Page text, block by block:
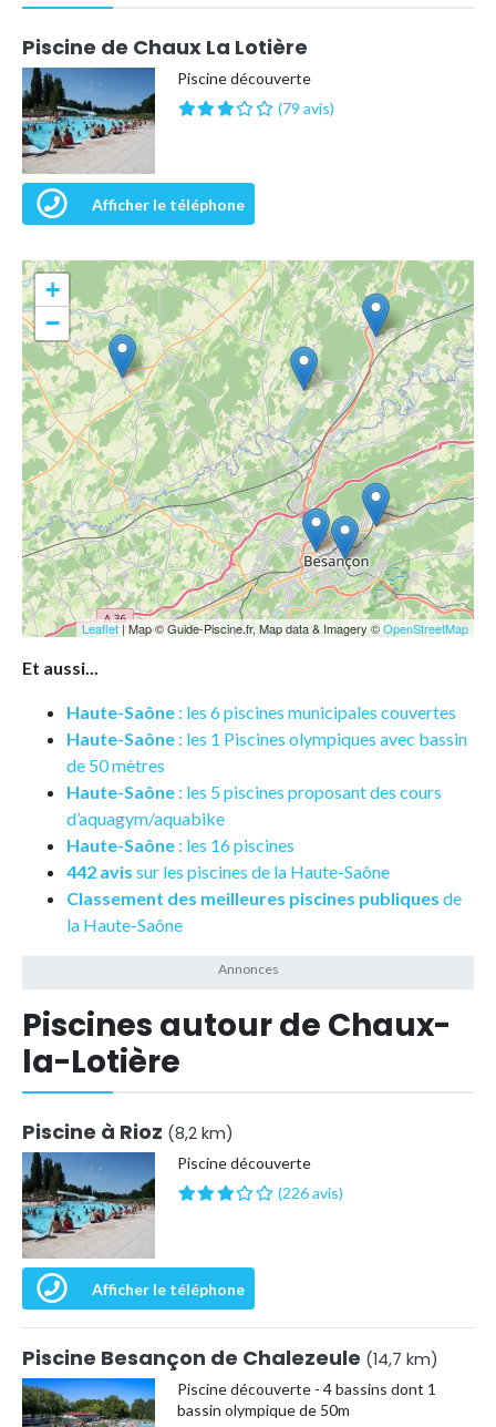
Piscine de Chaux La Lotière
Piscine découverte
(79 avis)
Afficher le téléphone
+
−
Leaflet| Map © Guide-Piscine.fr, Map data & Imagery ©OpenStreetMap
Et aussi...
Haute-Saône : les 6 piscines municipales couvertes
Haute-Saône : les 1 Piscines olympiques avec bassin
de 50 mètres
Haute-Saône : les 5 piscines proposant des cours
d’aquagym/aquabike
Haute-Saône : les 16 piscines
442 avis sur les piscines de la Haute-Saône
Classement des meilleures piscines publiques de
la Haute-Saône
Piscines autour de Chaux-
la-Lotière
Piscine à Rioz (8,2 km)
Piscine découverte
(226 avis)
Afficher le téléphone
Piscine Besançon de Chalezeule (14,7 km)
Piscine découverte - 4 bassins dont 1
bassin olympique de 50m